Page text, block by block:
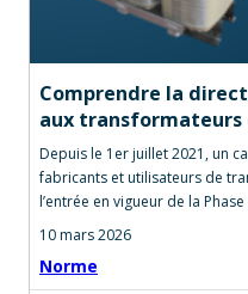
Comprendre la
aux
Depuis le 1er juillet 2021, un
fabricants et utilisateurs de
l’entrée en vigueur de la
10 mars 2026
Norme